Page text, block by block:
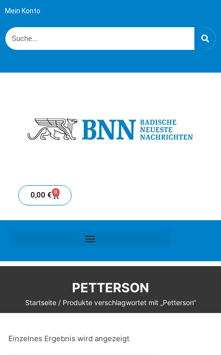
Mein Konto
0,00 € 0
PETTERSON
Startseite/ Produkte verschlagwortet mit „Petterson“
Einzelnes Ergebnis wird angezeigt